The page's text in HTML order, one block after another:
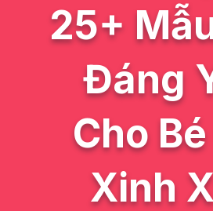
25+
Đáng
Cho
Xinh